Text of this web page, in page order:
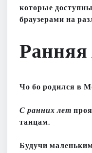
которые
браузерами на
Чо бо родился в
С ранних лет
танцам.
Будучи